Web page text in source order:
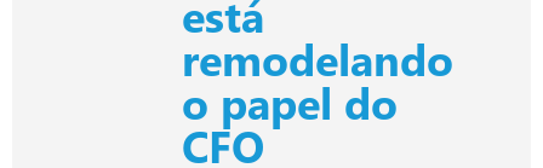
está
remodelando
o papel do
CFO